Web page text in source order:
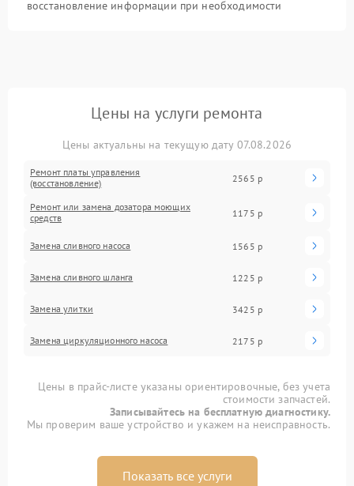
восстановление информации при необходимости
Цены на услуги ремонта
Цены актуальны на текущую дату 07.08.2026
Ремонт платы управления
(восстановление)
2565 р
Ремонт или замена дозатора моющих
средств
1175 р
Замена сливного насоса 1565 р
Замена сливного шланга 1225 р
Замена улитки 3425 р
Замена циркуляционного насоса 2175 р
Цены в прайс-листе указаны ориентировочные, без учета
стоимости запчастей.
Записывайтесь на бесплатную диагностику.
Мы проверим ваше устройство и укажем на неисправность.
Показать все услуги